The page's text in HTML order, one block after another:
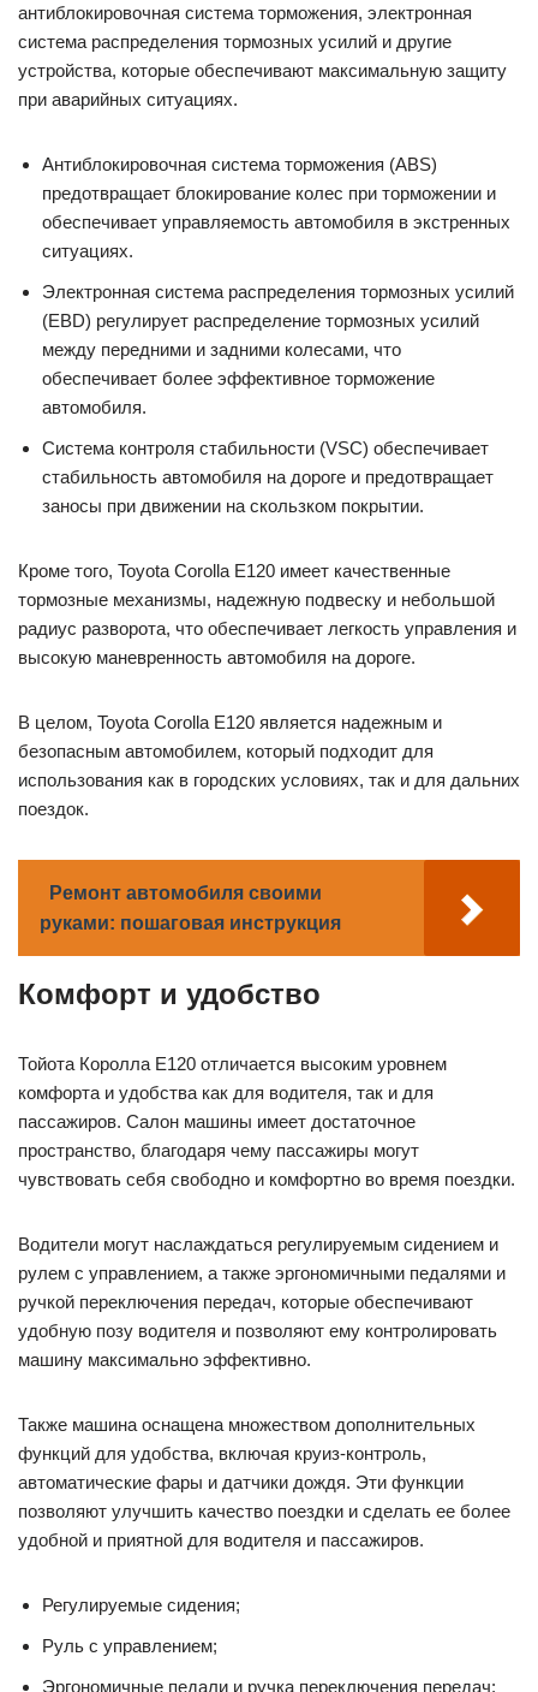
антиблокировочная система торможения, электронная
система распределения тормозных усилий и другие
устройства, которые обеспечивают максимальную защиту
при аварийных ситуациях.
Антиблокировочная система торможения (ABS)
предотвращает блокирование колес при торможении и
обеспечивает управляемость автомобиля в экстренных
ситуациях.
Электронная система распределения тормозных усилий
(EBD) регулирует распределение тормозных усилий
между передними и задними колесами, что
обеспечивает более эффективное торможение
автомобиля.
Система контроля стабильности (VSC) обеспечивает
стабильность автомобиля на дороге и предотвращает
заносы при движении на скользком покрытии.
Кроме того, Toyota Corolla E120 имеет качественные
тормозные механизмы, надежную подвеску и небольшой
радиус разворота, что обеспечивает легкость управления и
высокую маневренность автомобиля на дороге.
В целом, Toyota Corolla E120 является надежным и
безопасным автомобилем, который подходит для
использования как в городских условиях, так и для дальних
поездок.
Ремонт автомобиля своими
руками: пошаговая инструкция
Комфорт и удобство
Тойота Королла Е120 отличается высоким уровнем
комфорта и удобства как для водителя, так и для
пассажиров. Салон машины имеет достаточное
пространство, благодаря чему пассажиры могут
чувствовать себя свободно и комфортно во время поездки.
Водители могут наслаждаться регулируемым сидением и
рулем с управлением, а также эргономичными педалями и
ручкой переключения передач, которые обеспечивают
удобную позу водителя и позволяют ему контролировать
машину максимально эффективно.
Также машина оснащена множеством дополнительных
функций для удобства, включая круиз-контроль,
автоматические фары и датчики дождя. Эти функции
позволяют улучшить качество поездки и сделать ее более
удобной и приятной для водителя и пассажиров.
Регулируемые сидения;
Руль с управлением;
Эргономичные педали и ручка переключения передач;